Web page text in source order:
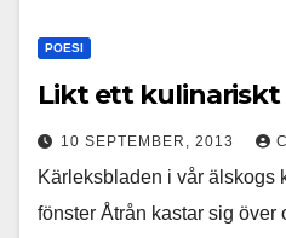
POESI
Likt ett
10 SEPTEMBER, 2013
Kärleksbladen i vår älskogs
fönster Åtrån kastar sig över